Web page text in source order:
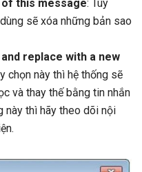
this message: Tùy
sẽ xóa những bản sao
replace with a new
chọn này thì hệ thống sẽ
và thay thế bằng tin nhắn
này thì hãy theo dõi nội